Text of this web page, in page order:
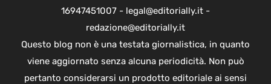
16947451007 - legal@editorially.it -
redazione@editorially.it
Questo blog non è una testata giornalistica, in quanto
viene aggiornato senza alcuna periodicità. Non può
pertanto considerarsi un prodotto editoriale ai sensi